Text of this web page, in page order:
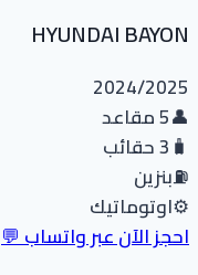
HYUNDAI BAYON
2024/2025
👤5 مقاعد
🧳3 حقائب
⛽بنزين
⚙️اوتوماتيك
احجز الآن عبر واتساب 💬